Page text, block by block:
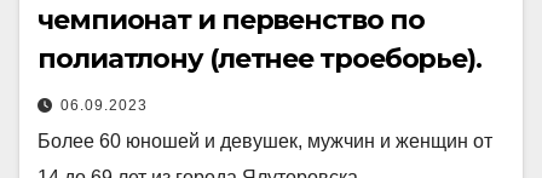
чемпионат и первенство по
полиатлону (летнее троеборье).
06.09.2023
Более 60 юношей и девушек, мужчин и женщин от